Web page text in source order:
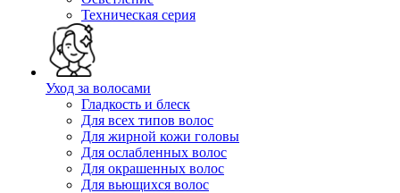
Техническая серия
Уход за волосами
Гладкость и блеск
Для всех типов волос
Для жирной кожи головы
Для ослабленных волос
Для окрашенных волос
Для вьющихся волос